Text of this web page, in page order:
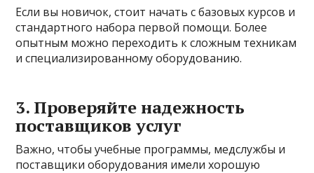
Если вы новичок, стоит начать с базовых курсов и
стандартного набора первой помощи. Более
опытным можно переходить к сложным техникам
и специализированному оборудованию.
3. Проверяйте надежность
поставщиков услуг
Важно, чтобы учебные программы, медслужбы и
поставщики оборудования имели хорошую